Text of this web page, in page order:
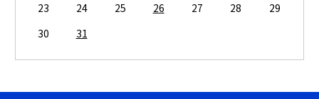
23
24 25 26 27 28
29
30
31